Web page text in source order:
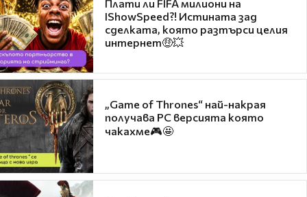
Плати ли FIFA милиони на
IShowSpeed?! Истината зад
сделката, която разтърси целия
интернет🤑💥
„Game of Thrones“ най-накрая
получава PC версията която
чакахме🎮🤩